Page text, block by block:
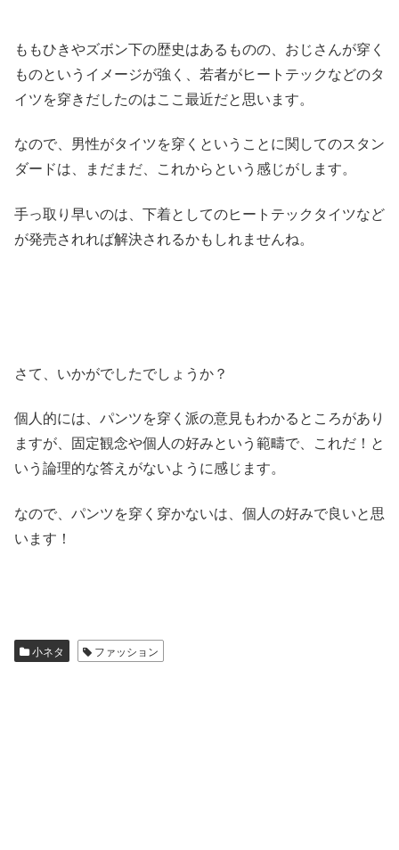
ももひきやズボン下の歴史はあるものの、おじさんが穿く
ものというイメージが強く、若者がヒートテックなどのタ
イツを穿きだしたのはここ最近だと思います。
なので、男性がタイツを穿くということに関してのスタン
ダードは、まだまだ、これからという感じがします。
手っ取り早いのは、下着としてのヒートテックタイツなど
が発売されれば解決されるかもしれませんね。
さて、いかがでしたでしょうか？
個人的には、パンツを穿く派の意見もわかるところがあり
ますが、固定観念や個人の好みという範疇で、これだ！と
いう論理的な答えがないように感じます。
なので、パンツを穿く穿かないは、個人の好みで良いと思
います！
小ネタ ファッション